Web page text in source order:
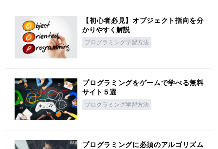
【初心者必見】オブジェクト指向を分
かりやすく解説
プログラミング学習方法
プログラミングをゲームで学べる無料
サイト５選
プログラミング学習方法
プログラミングに必須のアルゴリズム